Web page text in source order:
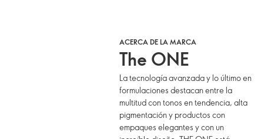
ACERCA DE LA MARCA
The ONE
La tecnología avanzada y lo último en
formulaciones destacan entre la
multitud con tonos en tendencia, alta
pigmentación y productos con
empaques elegantes y con un